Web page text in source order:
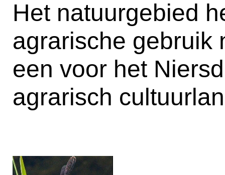
Het natuurgebied
agrarische gebruik
een voor het
agrarisch